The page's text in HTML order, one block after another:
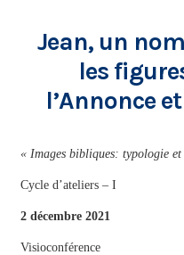
Jean, un
les
l’Annonce
« Images bibliques: typologie
Cycle d’ateliers – I
2 décembre 2021
Visioconférence